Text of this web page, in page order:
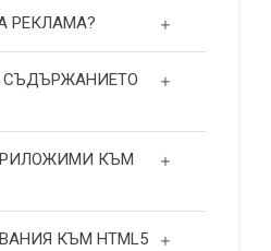
РЕКЛАМА?
СЪДЪРЖАНИЕТО
КЪМ
КЪМ HTML5